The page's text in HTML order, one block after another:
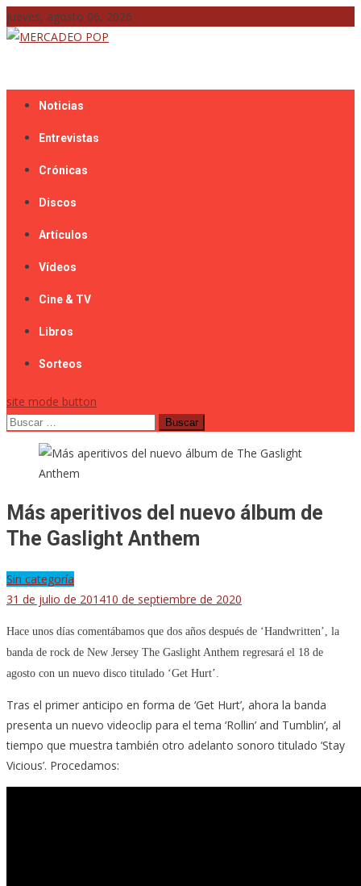
Skip
to
jueves, agosto 06, 2026
Noticias
Entrevistas
Crónicas
Discos
Artículos
Vídeos
Cine & TV
Libros
Sorteos
site mode button
Buscar:
Más aperitivos del nuevo álbum de
The Gaslight Anthem
Sin categoría
31 de julio de 201410 de septiembre de 2020
Hace unos días comentábamos que dos años después de ‘Handwritten’, la
banda de rock de New Jersey The Gaslight Anthem regresará el 18 de
agosto con un nuevo disco titulado ‘Get Hurt’.
Tras el primer anticipo en forma de ‘Get Hurt’, ahora la banda
presenta un nuevo videoclip para el tema ‘Rollin’ and Tumblin’, al
tiempo que muestra también otro adelanto sonoro titulado ‘Stay
Vicious’. Procedamos: